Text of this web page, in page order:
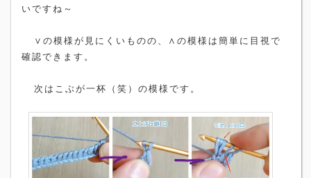
いですね～
∨の模様が見にくいものの、∧の模様は簡単に目視で
確認できます。
次はこぶが一杯（笑）の模様です。